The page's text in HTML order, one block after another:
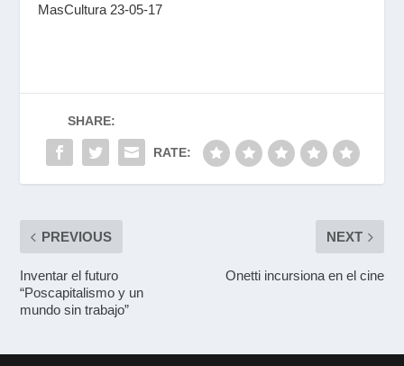
MasCultura 23-05-17
SHARE:
RATE:
PREVIOUS
Inventar el futuro
“Poscapitalismo y un
mundo sin trabajo”
NEXT
Onetti incursiona en el cine